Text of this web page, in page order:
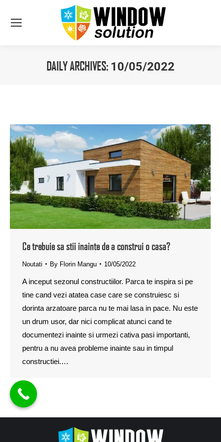
DAILY ARCHIVES: 10/05/2022
Ce trebuie sa stii inainte de a construi o casa?
Noutati By Florin Mangu 10/05/2022
A inceput sezonul constructiilor. Parca te inspira si pe
tine cand vezi atatea case care se construiesc si
dorinta arzatoare parca nu te mai lasa in pace. Nu este
un drum usor, dar nici complicat atunci cand te
documentezi inainte si urmezi cativa pasi importanti,
pentru a nu avea probleme inainte sau in timpul
constructiei.…